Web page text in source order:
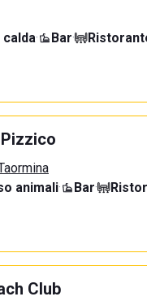
calda· Bar·
animali· Bar·
Club